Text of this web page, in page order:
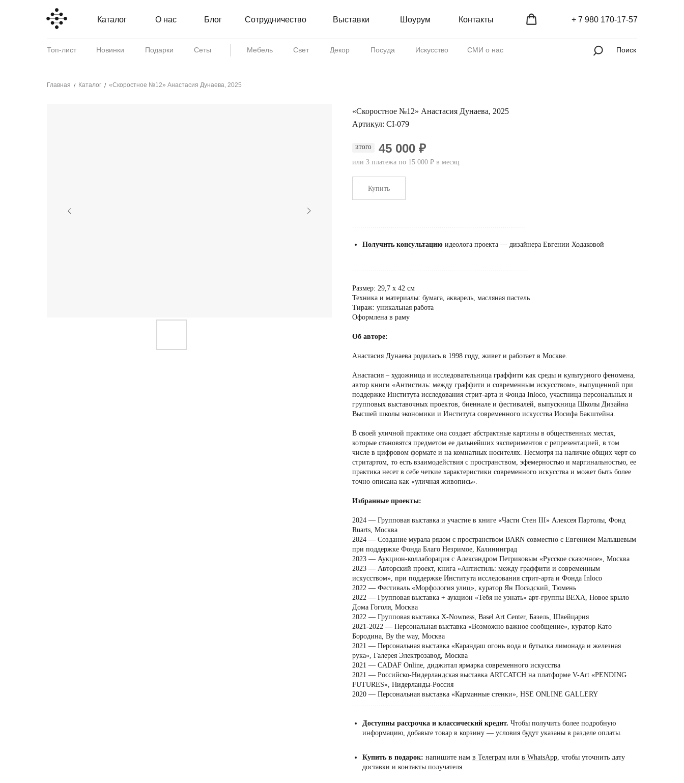
Каталог О нас Блог Выставки
Сотрудничество Шоурум Контакты
Новинки Подарки
Топ-лист Искусство СМИ о нас
Посуда
Декор
Свет
Мебель
Сеты Поиск
+ 7 980 170-17-57
Главная / Каталог / «Скоростное №12» Анастасия Дунаева, 2025
«Скоростное №12» Анастасия Дунаева, 2025
Артикул: CI-079
ИТОГО 45 000 ₽
или 3 платежа по 15 000 ₽ в месяц
Купить
.....................................................................................
Получить консультацию идеолога проекта — дизайнера Евгении Ходаковой
......................................................................................
Размер: 29,7 х 42 см
Техника и материалы: бумага, акварель, масляная пастель
Тираж: уникальная работа
Оформлена в раму
Об авторе:
Анастасия Дунаева родилась в 1998 году, живет и работает в Москве.
Анастасия – художница и исследовательница граффити как среды и культурного феномена,
автор книги «Антистиль: между граффити и современным искусством», выпущенной при
поддержке Института исследования стрит-арта и Фонда Inloco, участница персональных и
групповых выставочных проектов, биеннале и фестивалей, выпускница Школы Дизайна
Высшей школы экономики и Института современного искусства Иосифа Бакштейна.
В своей уличной практике она создает абстрактные картины в общественных местах,
которые становятся предметом ее дальнейших экспериментов с репрезентацией, в том
числе в цифровом формате и на комнатных носителях. Несмотря на наличие общих черт со
стритартом, то есть взаимодействия с пространством, эфемерностью и маргинальностью, ее
практика несет в себе четкие характеристики современного искусства и может быть более
точно описана как «уличная живопись».
Избранные проекты:
2024 — Групповая выставка и участие в книге «Части Стен III» Алексея Партолы, Фонд
Ruarts, Москва
2024 — Создание мурала рядом с пространством BARN совместно с Евгением Малышевым
при поддержке Фонда Благо Незримое, Калининград
2023 — Аукцион-коллаборация с Александром Петриковым «Русское сказочное», Москва
2023 — Авторский проект, книга «Антистиль: между граффити и современным
искусством», при поддержке Института исследования стрит-арта и Фонда Inloсo
2022 — Фестиваль «Морфология улиц», куратор Ян Посадский, Тюмень
2022 — Групповая выставка + аукцион «Тебя не узнать» арт-группы ВЕХА, Новое крыло
Дома Гоголя, Москва
2022 — Групповая выставка X-Nowness, Basel Art Center, Базель, Швейцария
2021-2022 — Персональная выставка «Возможно важное сообщение», куратор Като
Бородина, By the way, Москва
2021 — Персональная выставка «Карандаш огонь вода и бутылка лимонада и железная
рука», Галерея Электрозавод, Москва
2021 — CADAF Online, диджитал ярмарка современного искусства
2021 — Российско-Нидерландская выставка ARTCATCH на платформе V-Art «PENDING
FUTURES», Нидерланды-Россия
2020 — Персональная выставка «Карманные стенки», HSE ONLINE GALLERY
......................................................................................
Доступны рассрочка и классический кредит. Чтобы получить более подробную
информацию, добавьте товар в корзину — условия будут указаны в разделе оплаты.
Купить в подарок: напишите нам в Телеграм или в WhatsApp, чтобы уточнить дату
доставки и контакты получателя.